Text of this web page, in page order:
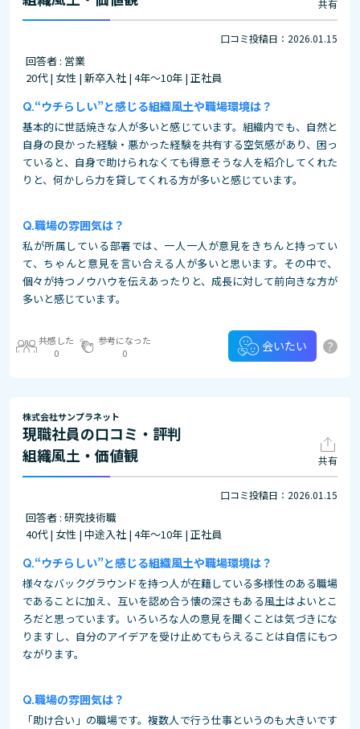
共有
口コミ投稿日：2026.01.15
回答者 : 営業
20代 | 女性 | 新卒入社 | 4年～10年 | 正社員
“ウチらしい”と感じる組織風土や職場環境は？
基本的に世話焼きな人が多いと感じています。組織内でも、自然と
自身の良かった経験・悪かった経験を共有する空気感があり、困っ
ていると、自身で助けられなくても得意そうな人を紹介してくれた
りと、何かしら力を貸してくれる方が多いと感じています。
職場の雰囲気は？
私が所属している部署では、一人一人が意見をきちんと持ってい
て、ちゃんと意見を言い合える人が多いと思います。その中で、
個々が持つノウハウを伝えあったりと、成長に対して前向きな方が
多いと感じています。
共感した
0
参考になった
0
会いたい ?
株式会社サンプラネット
現職社員の口コミ・評判
組織風土・価値観
共有
口コミ投稿日：2026.01.15
回答者 : 研究技術職
40代 | 女性 | 中途入社 | 4年～10年 | 正社員
“ウチらしい”と感じる組織風土や職場環境は？
様々なバックグラウンドを持つ人が在籍している多様性のある職場
であることに加え、互いを認め合う懐の深さもある風土はよいとこ
ろだと思っています。いろいろな人の意見を聞くことは気づきにな
りますし、自分のアイデアを受け止めてもらえることは自信にもつ
ながります。
職場の雰囲気は？
「助け合い」の職場です。複数人で行う仕事というのも大きいです